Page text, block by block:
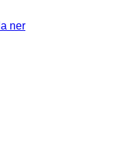
ner